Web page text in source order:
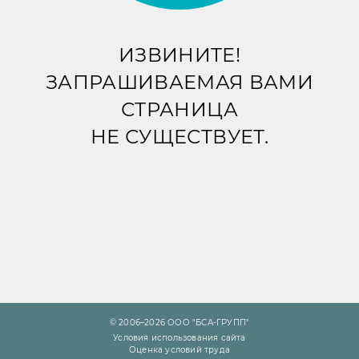
ИЗВИНИТЕ!
ЗАПРАШИВАЕМАЯ ВАМИ
СТРАНИЦА
НЕ СУЩЕСТВУЕТ.
© 2006–2026 ООО "БСА-ГРУПП"
Условия использования сайта
Оценка условий труда